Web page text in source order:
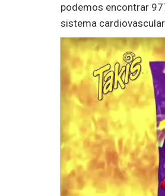
podemos encontrar
sistema